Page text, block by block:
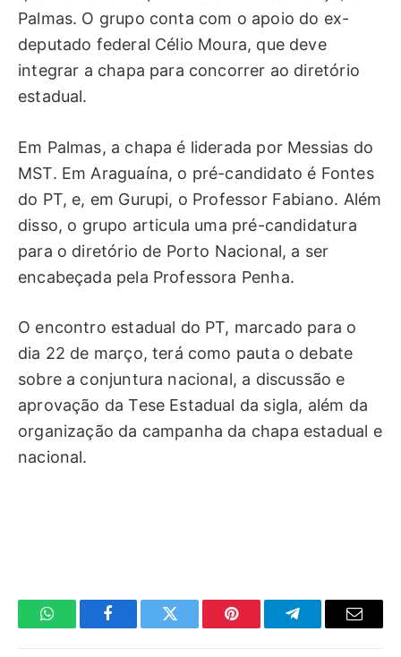
Palmas. O grupo conta com o apoio do ex-
deputado federal Célio Moura, que deve
integrar a chapa para concorrer ao diretório
estadual.
Em Palmas, a chapa é liderada por Messias do
MST. Em Araguaína, o pré-candidato é Fontes
do PT, e, em Gurupi, o Professor Fabiano. Além
disso, o grupo articula uma pré-candidatura
para o diretório de Porto Nacional, a ser
encabeçada pela Professora Penha.
O encontro estadual do PT, marcado para o
dia 22 de março, terá como pauta o debate
sobre a conjuntura nacional, a discussão e
aprovação da Tese Estadual da sigla, além da
organização da campanha da chapa estadual e
nacional.
WhatsAppFacebookTwitter Pinterest TelegramaE-